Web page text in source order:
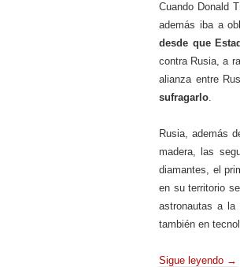
Cuando Donald
además iba a
desde que
contra Rusia, a
alianza entre
sufragarlo.
Rusia, además
madera, las
diamantes, el
en su territorio
astronautas a la
también en
Sigue leyendo →